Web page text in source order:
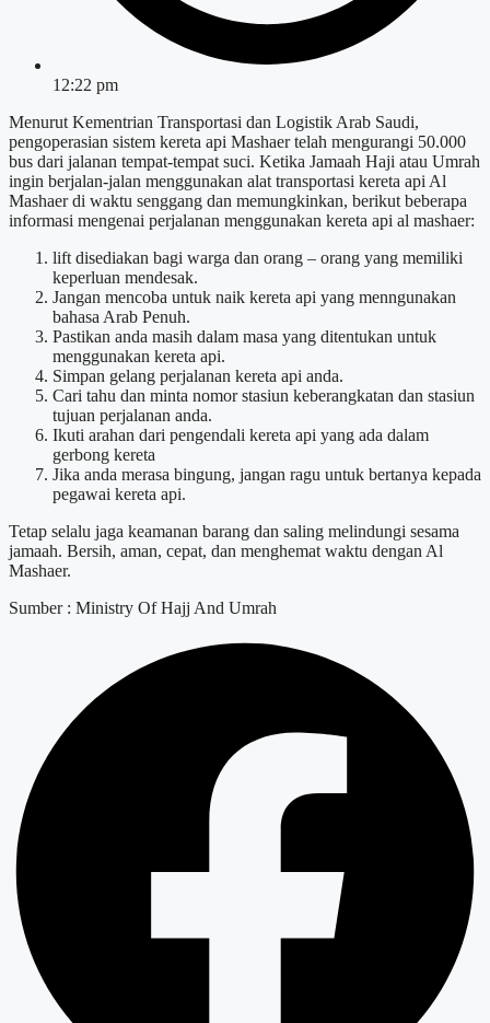
12:22 pm
Menurut Kementrian Transportasi dan Logistik Arab Saudi,
pengoperasian sistem kereta api Mashaer telah mengurangi 50.000
bus dari jalanan tempat-tempat suci. Ketika Jamaah Haji atau Umrah
ingin berjalan-jalan menggunakan alat transportasi kereta api Al
Mashaer di waktu senggang dan memungkinkan, berikut beberapa
informasi mengenai perjalanan menggunakan kereta api al mashaer:
lift disediakan bagi warga dan orang – orang yang memiliki
keperluan mendesak.
Jangan mencoba untuk naik kereta api yang menngunakan
bahasa Arab Penuh.
Pastikan anda masih dalam masa yang ditentukan untuk
menggunakan kereta api.
Simpan gelang perjalanan kereta api anda.
Cari tahu dan minta nomor stasiun keberangkatan dan stasiun
tujuan perjalanan anda.
Ikuti arahan dari pengendali kereta api yang ada dalam
gerbong kereta
Jika anda merasa bingung, jangan ragu untuk bertanya kepada
pegawai kereta api.
Tetap selalu jaga keamanan barang dan saling melindungi sesama
jamaah. Bersih, aman, cepat, dan menghemat waktu dengan Al
Mashaer.
Sumber : Ministry Of Hajj And Umrah